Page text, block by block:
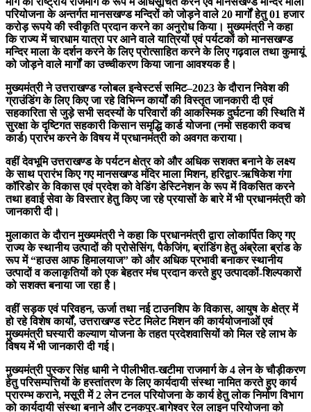
परियोजना के अन्तर्गत मानसखण्ड मन्दिरों को जोड़ने वाले 20 मार्गों हेतु 01 हजार
करोड़ रूपये की स्वीकृति प्रदान करने का अनुरोध किया। मुख्यमंत्री ने कहा
कि राज्य में चारधाम यात्रा पर आने वाले यात्रियों एवं पर्यटकों को मानसखण्ड
मन्दिर माला के दर्शन करने के लिए प्रोत्साहित करने के लिए गढ़वाल तथा कुमायूं
को जोड़ने वाले मार्गों का उच्चीकरण किया जाना आवश्यक है।
मुख्यमंत्री ने उत्तराखण्ड ग्लोबल इन्वेस्टर्स समिट–2023 के दौरान निवेश की
ग्राउंडिंग के लिए किए जा रहे विभिन्न कार्यों की विस्तृत जानकारी दी एवं
सहकारिता से जुड़े सभी सदस्यों के परिवारों की आकस्मिक दुर्घटना की स्थिति में
सुरक्षा के दृष्टिगत सहकारी किसान समृद्धि कार्ड योजना (नमो सहकारी कवच
कार्ड) प्रारंभ करने के विषय में प्रधानमंत्री को अवगत कराया।
वहीं देवभूमि उत्तराखण्ड के पर्यटन क्षेत्र को और अधिक सशक्त बनाने के लक्ष्य
के साथ प्रारंभ किए गए मानसखण्ड मंदिर माला मिशन, हरिद्वार-ऋषिकेश गंगा
कॉरिडोर के विकास एवं प्रदेश को वेडिंग डेस्टिनेशन के रूप में विकसित करने
तथा हवाई सेवा के विस्तार हेतु किए जा रहे प्रयासों के बारे में भी प्रधानमंत्री को
जानकारी दी।
मुलाकात के दौरान मुख्यमंत्री ने कहा कि प्रधानमंत्री द्वारा लोकार्पित किए गए
राज्य के स्थानीय उत्पादों की प्रोसेसिंग, पैकेजिंग, ब्रांडिंग हेतु अंब्रेला ब्रांड के
रूप में “हाउस आफ हिमालयाज” को और अधिक प्रभावी बनाकर स्थानीय
उत्पादों व कलाकृतियों को एक बेहतर मंच प्रदान करते हुए उत्पादकों-शिल्पकारों
को सशक्त बनाया जा रहा है।
वहीं सड़क एवं परिवहन, ऊर्जा तथा नई टाउनशिप के विकास, आयुष के क्षेत्र में
हो रहे विशेष कार्यों, उत्तराखण्ड स्टेट मिलेट मिशन की कार्ययोजनाओं एवं
मुख्यमंत्री घस्यारी कल्याण योजना के तहत प्रदेशवासियों को मिल रहे लाभ के
विषय में भी जानकारी दी गई।
मुख्यमंत्री पुस्कर सिंह धामी ने पीलीभीत-खटीमा राजमार्ग के 4 लेन के चौड़ीकरण
हेतु परिसम्पत्तियों के हस्तांतरण के लिए कार्यदायी संस्था नामित करते हुए कार्य
प्रारम्भ कराने, मसूरी में 2 लेन टनल परियोजना के कार्य हेतु लोक निर्माण विभाग
को कार्यदायी संस्था बनाने और टनकपुर-बागेश्वर रेल लाइन परियोजना को